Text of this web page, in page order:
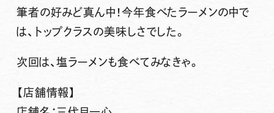
筆者の好みど真ん中！今年食べたラーメンの中で
は、トップクラスの美味しさでした。
次回は、塩ラーメンも食べてみなきゃ。
【店舗情報】